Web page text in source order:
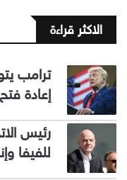
الاكثر قراءة
ترامب
إعادة
رئيس
للفيفا